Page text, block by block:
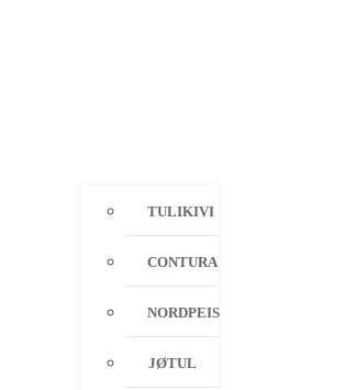
TULIKIVI
CONTURA
NORDPEIS
JØTUL